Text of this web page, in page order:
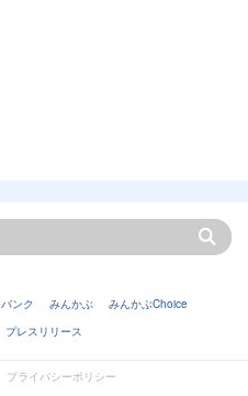
バンク みんかぶ
みんかぶChoice
プレスリリース
プライバシーポリシー